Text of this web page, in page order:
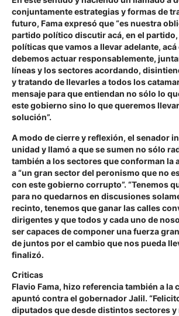
conjuntamente estrategias y formas de
futuro, Fama expresó que “es nuestra
partido político discutir acá, en el
políticas que vamos a llevar adelante, acá
debemos actuar responsablemente,
líneas y los sectores acordando,
y tratando de llevarles a todos los
mensaje para que entiendan no sólo lo
este gobierno sino lo que queremos
solución”.
A modo de cierre y reflexión, el senador
unidad y llamó a que se sumen no sólo
también a los sectores que conforman la
a “un gran sector del peronismo que no
con este gobierno corrupto”. “Tenemos
para no quedarnos en discusiones
recinto, tenemos que ganar las calles
dirigentes y que todos y cada uno de
ser capaces de componer una fuerza
de juntos por el cambio que nos pueda
finalizó.
Criticas
Flavio Fama, hizo referencia también a la
apuntó contra el gobernador Jalil.
diputados que desde distintos sectores